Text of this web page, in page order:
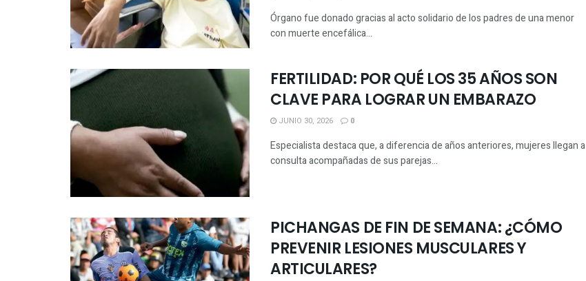
Órgano fue donado gracias al acto solidario de los padres de una menor
con muerte encefálica...
FERTILIDAD: POR QUÉ LOS 35 AÑOS SON
CLAVE PARA LOGRAR UN EMBARAZO
JUNIO 30, 2026 0
Especialista destaca que, a diferencia de años anteriores, mujeres llegan a
consulta acompañadas de sus parejas...
PICHANGAS DE FIN DE SEMANA: ¿CÓMO
PREVENIR LESIONES MUSCULARES Y
ARTICULARES?